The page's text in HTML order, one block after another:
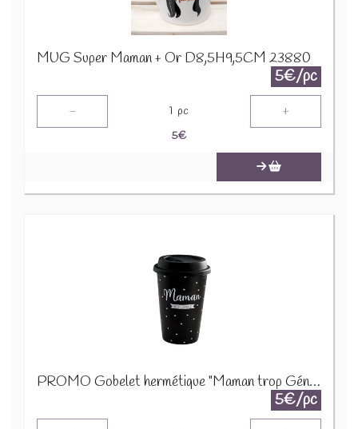
MUG Super Maman + Or D8,5H9,5CM 23880
5€/pc
- 1 pc +
5€
PROMO Gobelet hermétique "Maman trop Géniale" Noir 24306
5€/pc